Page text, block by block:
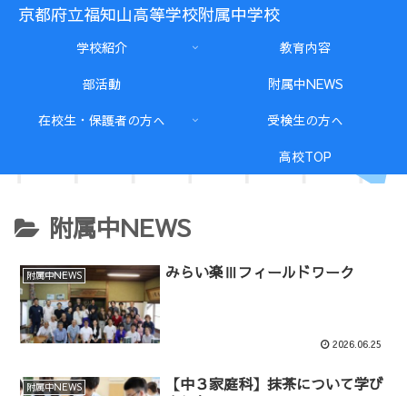
京都府立福知山高等学校附属中学校
学校紹介
教育内容
部活動
附属中NEWS
在校生・保護者の方へ
受検生の方へ
高校TOP
附属中NEWS
附属中NEWS みらい楽Ⅲフィールドワーク
2026.06.25
附属中NEWS
【中３家庭科】抹茶について学び